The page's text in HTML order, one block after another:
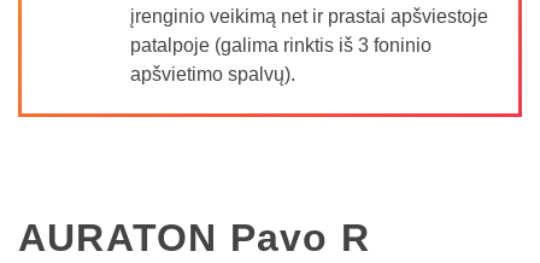
įrenginio veikimą net ir prastai apšviestoje
patalpoje (galima rinktis iš 3 foninio
apšvietimo spalvų).
AURATON Pavo R